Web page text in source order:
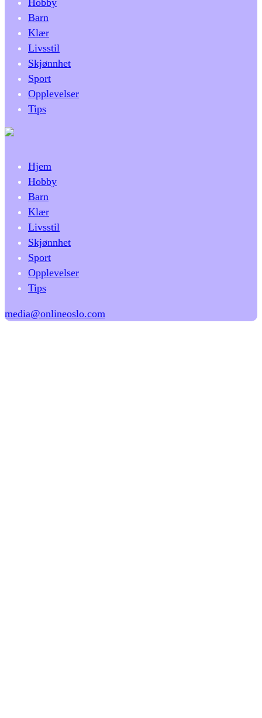
Barn
Klær
Livsstil
Skjønnhet
Sport
Opplevelser
Tips
Hjem
Hobby
Barn
Klær
Livsstil
Skjønnhet
Sport
Opplevelser
Tips
media@onlineoslo.com